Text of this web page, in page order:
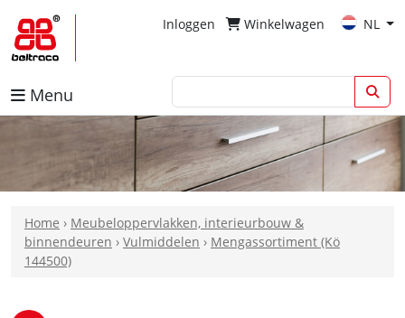
Inloggen Winkelwagen NL
Menu
Home › Meubeloppervlakken, interieurbouw &
binnendeuren › Vulmiddelen › Mengassortiment (Kö
144500)